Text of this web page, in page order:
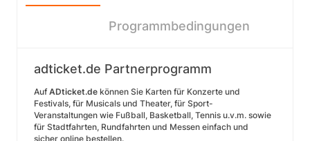
Programmbedingungen
adticket.de Partnerprogramm
AufADticket.de können Sie Karten für Konzerte und
Festivals, für Musicals und Theater, für Sport-
Veranstaltungen wie Fußball, Basketball, Tennis u.v.m. sowie
für Stadtfahrten, Rundfahrten und Messen einfach und
sicher online bestellen.